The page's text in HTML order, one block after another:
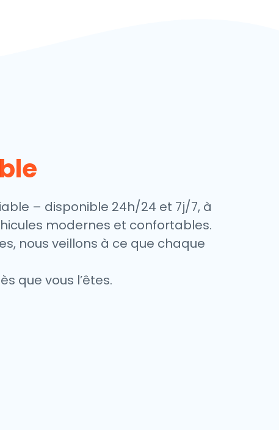
– disponible 24h/24 et 7j/7, à
modernes et confortables.
nous veillons à ce que chaque
que vous l’êtes.